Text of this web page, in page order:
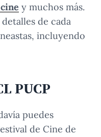
y muchos más.
de cada
incluyendo
PUCP
puedes
de Cine de